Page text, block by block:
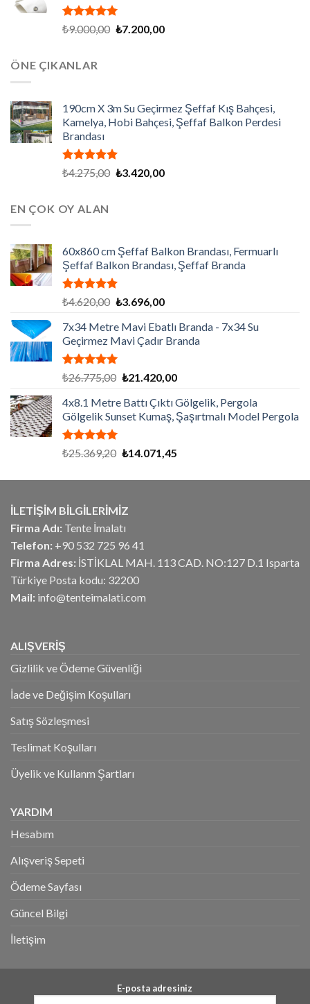
5 üzerinden
oy
₺9.000,00 Orijinal
₺7.200,00Şu
ÖNE ÇIKANLAR
190cm X 3m Su Geçirmez Şeffaf Kış Bahçesi,
Kamelya, Hobi Bahçesi, Şeffaf Balkon Perdesi
Brandası
5 üzerinden
oy
₺4.275,00 Orijinal
₺3.420,00Şu
EN ÇOK OY ALAN
60x860 cm Şeffaf Balkon Brandası, Fermuarlı
Şeffaf Balkon Brandası, Şeffaf Branda
5 üzerinden
oy
aldı
₺4.620,00 Orijinal
₺4.620,00.
₺3.696,00Şu
fiyat:
₺3.696,00.
7x34 Metre Mavi Ebatlı Branda - 7x34 Su
Geçirmez Mavi Çadır Branda
5 üzerinden
aldı
₺26.775,00 Orijinal
₺26.775,00.
₺21.420,00Şu
fiyat:
₺21.420,00.
4x8.1 Metre Battı Çıktı Gölgelik, Pergola
Gölgelik Sunset Kumaş, Şaşırtmalı Model Pergola
5 üzerinden
₺25.369,20 Orijinal
₺25.369,20.
₺14.071,45Şu
fiyat:
İLETİŞİM BİLGİLERİMİZ
Firma Adı: Tente İmalatı
Telefon: +90 532 725 96 41
Firma Adres: İSTİKLAL MAH. 113 CAD. NO:127 D.1 Isparta
Türkiye Posta kodu: 32200
Mail: info@tenteimalati.com
ALIŞVERİŞ
Gizlilik ve Ödeme Güvenliği
İade ve Değişim Koşulları
Satış Sözleşmesi
Teslimat Koşulları
Üyelik ve Kullanm Şartları
YARDIM
Hesabım
Alışveriş Sepeti
Ödeme Sayfası
Güncel Bilgi
İletişim
E-posta adresiniz